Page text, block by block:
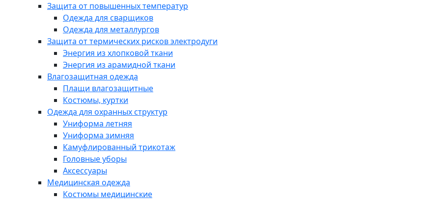
Защита от повышенных температур
Одежда для сварщиков
Одежда для металлургов
Защита от термических рисков электродуги
Энергия из хлопковой ткани
Энергия из арамидной ткани
Влагозащитная одежда
Плащи влагозащитные
Костюмы, куртки
Одежда для охранных структур
Униформа летняя
Униформа зимняя
Камуфлированный трикотаж
Головные уборы
Аксессуары
Медицинская одежда
Костюмы медицинские